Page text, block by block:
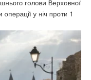
голови Верховної
у ніч проти 1